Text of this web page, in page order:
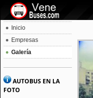
Inicio
Empresas
Galería
AUTOBUS EN LA
FOTO